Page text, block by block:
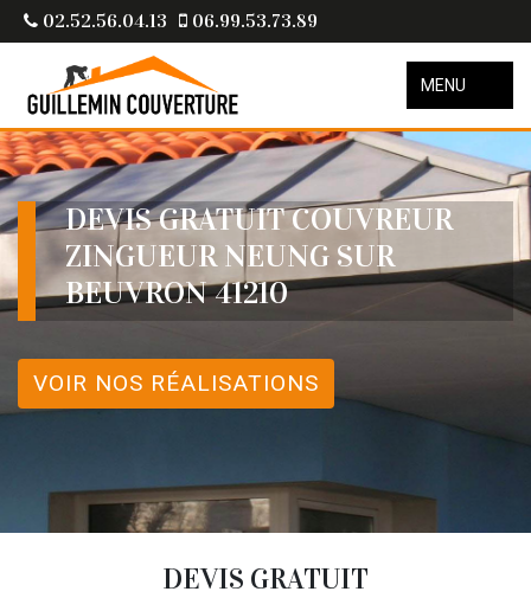
02.52.56.04.13 06.99.53.73.89
MENU
DEVIS GRATUIT COUVREUR
ZINGUEUR NEUNG SUR
BEUVRON 41210
VOIR NOS RÉALISATIONS
DEVIS GRATUIT